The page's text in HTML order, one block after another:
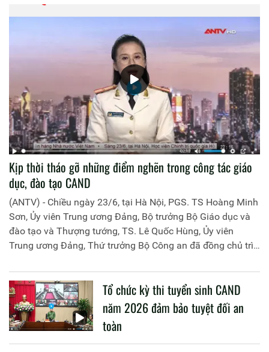
Kịp thời tháo gỡ những điểm nghẽn trong công tác giáo
dục, đào tạo CAND
(ANTV) - Chiều ngày 23/6, tại Hà Nội, PGS. TS Hoàng Minh
Sơn, Ủy viên Trung ương Đảng, Bộ trưởng Bộ Giáo dục và
đào tạo và Thượng tướng, TS. Lê Quốc Hùng, Ủy viên
Trung ương Đảng, Thứ trưởng Bộ Công an đã đồng chủ trì
liên quan đến công tác giáo dục và đào tạo của lực lượng
CAND.
Tổ chức kỳ thi tuyển sinh CAND
năm 2026 đảm bảo tuyệt đối an
toàn